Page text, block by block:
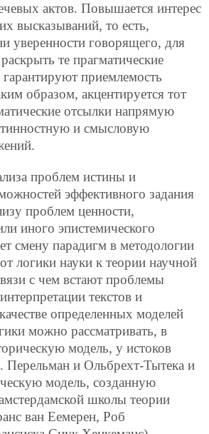
актов. Повышается интерес
высказываний, то есть,
уверенности говорящего, для
те прагматические
приемлемость
образом, акцентируется тот
отсылки напрямую
и смысловую
проблем истины и
эффективного задания
проблем ценности,
иного эпистемического
смену парадигм в методологии
логики науки к теории научной
с чем встают проблемы
текстов и
определенных моделей
можно рассматривать, в
модель, у истоков
Перельман и Ольбрехт-Тытека и
модель, созданную
школы теории
ван Еемерен, Роб